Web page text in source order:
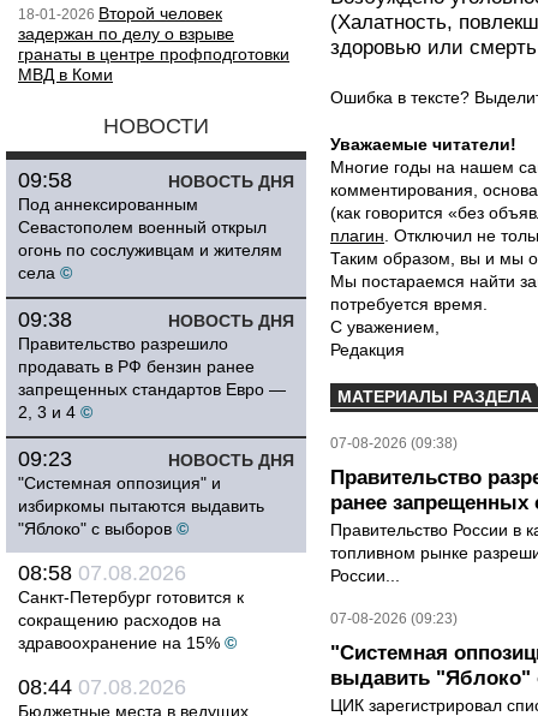
18-01-2026 Второй человек
задержан по делу о взрыве
гранаты в центре профподготовки
МВД в Коми
НОВОСТИ
НОВОСТЬ ДНЯ
09:58
Под аннексированным
Севастополем военный открыл
огонь по сослуживцам и жителям
села ©
НОВОСТЬ ДНЯ
09:38
Правительство разрешило
продавать в РФ бензин ранее
запрещенных стандартов Евро —
2, 3 и 4 ©
НОВОСТЬ ДНЯ
09:23
"Системная оппозиция" и
избиркомы пытаются выдавить
"Яблоко" с выборов ©
08:58 07.08.2026
Санкт-Петербург готовится к
сокращению расходов на
здравоохранение на 15% ©
08:44 07.08.2026
Бюджетные места в ведущих
(Халатность,
здоровью или
Ошибка в тексте?
Уважаемые читатели!
Многие годы на нашем
комментирования,
(как говорится «без
плагин . Отключил не
Таким образом, вы и мы
Мы постараемся найти
потребуется время.
С уважением,
Редакция
МАТЕРИАЛЫ РАЗДЕЛА
07-08-2026 (09:38)
Правительство
ранее запрещенных
Правительство России в
топливном рынке
России...
07-08-2026 (09:23)
"Системная
выдавить "Яблоко"
ЦИК зарегистрировал